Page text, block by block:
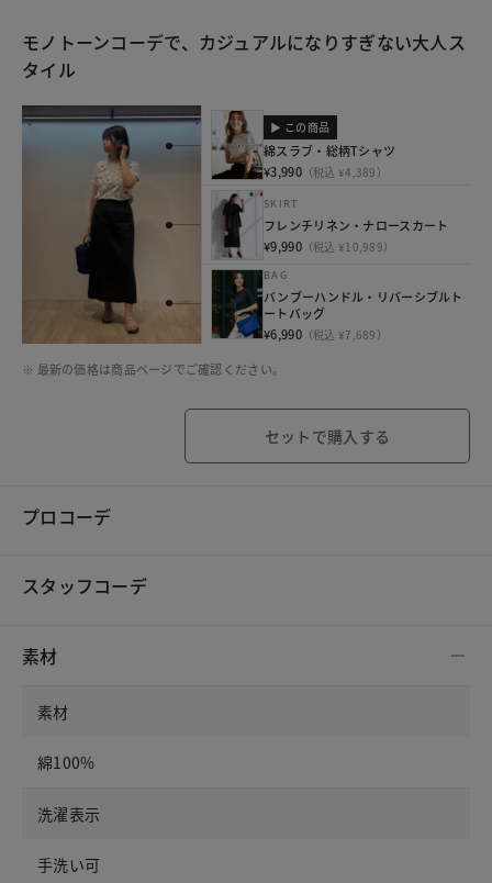
モノトーンコーデで、カジュアルになりすぎない大人ス
タイル
▶ この商品
綿スラブ・総柄Tシャツ
¥3,990（税込 ¥4,389）
SKIRT
フレンチリネン・ナロースカート
¥9,990（税込 ¥10,989）
BAG
バンブーハンドル・リバーシブルト
ートバッグ
¥6,990（税込 ¥7,689）
※ 最新の価格は商品ページでご確認ください。
セットで購入する
プロコーデ
スタッフコーデ
素材
素材
綿100%
洗濯表示
手洗い可